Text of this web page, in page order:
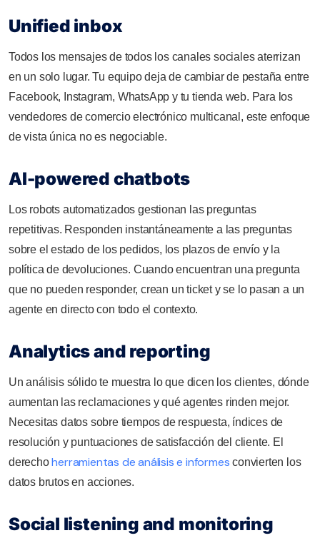
Unified inbox
Todos los mensajes de todos los canales sociales aterrizan
en un solo lugar. Tu equipo deja de cambiar de pestaña entre
Facebook, Instagram, WhatsApp y tu tienda web. Para los
vendedores de comercio electrónico multicanal, este enfoque
de vista única no es negociable.
AI-powered chatbots
Los robots automatizados gestionan las preguntas
repetitivas. Responden instantáneamente a las preguntas
sobre el estado de los pedidos, los plazos de envío y la
política de devoluciones. Cuando encuentran una pregunta
que no pueden responder, crean un ticket y se lo pasan a un
agente en directo con todo el contexto.
Analytics and reporting
Un análisis sólido te muestra lo que dicen los clientes, dónde
aumentan las reclamaciones y qué agentes rinden mejor.
Necesitas datos sobre tiempos de respuesta, índices de
resolución y puntuaciones de satisfacción del cliente. El
derecho herramientas de análisis e informes convierten los
datos brutos en acciones.
Social listening and monitoring